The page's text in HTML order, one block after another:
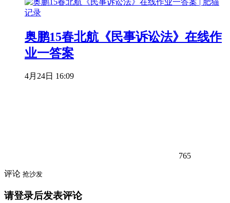
奥鹏15春北航《民事诉讼法》在线作
业一答案
4月24日 16:09
765
评论 抢沙发
请登录后发表评论